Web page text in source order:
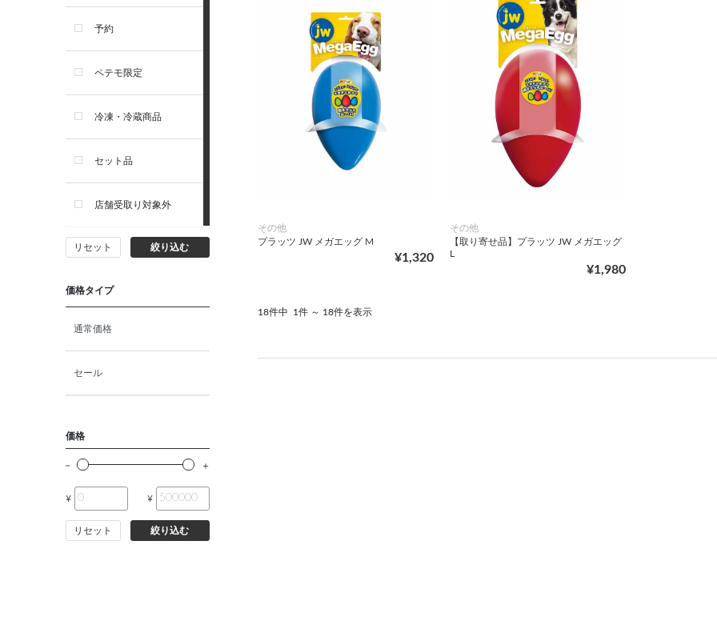
品
首輪・ハーネス(胴輪)・リー
猫ドライフード
猫ウェットフード
その他ペット用品
小動物・鳥フード
ソルビダ
フィジカライフ
予約
ペテモ限定
冷凍・冷蔵商品
セット品
店舗受取り対象外
リセット 絞り込む
価格タイプ
通常価格
セール
価格
¥ ¥
リセット 絞り込む
その他
プラッツ JW メガエッグ M
¥1,320
その他
【取り寄せ品】プラッツ JW メガエッグ
L
¥1,980
18件中 1件 ～ 18件を表示